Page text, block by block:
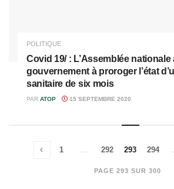
POLITIQUE
Covid 19/ : L’Assemblée nationale
gouvernement à proroger l’état
sanitaire de six mois
PAR ATOP 15 SEPTEMBRE 2020
PAGE 293 SUR 300
1 … 292 293 294